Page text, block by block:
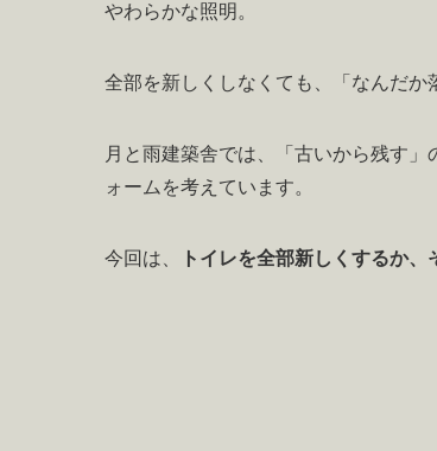
やわらかな照明。
全部を新しくしなくても、「なんだか
月と雨建築舎では、「古いから残す
ォームを考えています。
今回は、 トイレを全部新しくするか